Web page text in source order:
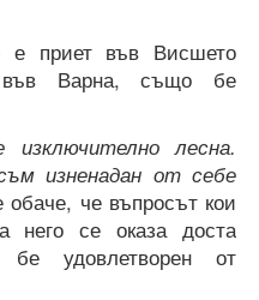
е приет във Висшето
във Варна, също бе
лесна.
изненадан от себе
че въпросът кои
него се оказа доста
удовлетворен от